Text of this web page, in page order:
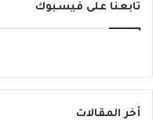
تابعنا على فيسبوك
أخر المقالات